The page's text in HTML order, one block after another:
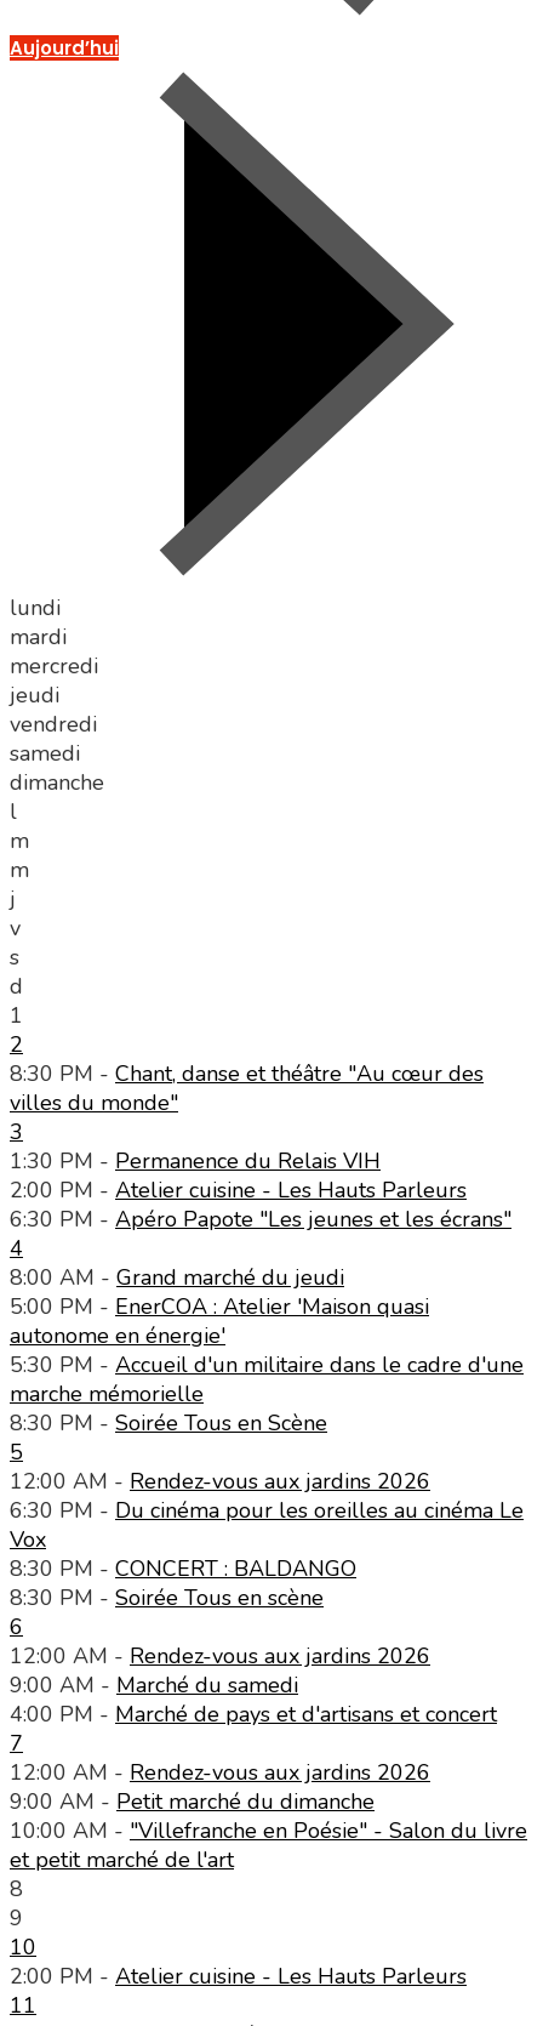
Aujourd’hui
lundi
mardi
mercredi
jeudi
vendredi
samedi
dimanche
l
m
m
j
v
s
d
1
2
8:30 PM - Chant, danse et théâtre "Au cœur des
villes du monde"
3
1:30 PM - Permanence du Relais VIH
2:00 PM - Atelier cuisine - Les Hauts Parleurs
6:30 PM - Apéro Papote "Les jeunes et les écrans"
4
8:00 AM - Grand marché du jeudi
5:00 PM - EnerCOA : Atelier 'Maison quasi
autonome en énergie'
5:30 PM - Accueil d'un militaire dans le cadre d'une
marche mémorielle
8:30 PM - Soirée Tous en Scène
5
12:00 AM - Rendez-vous aux jardins 2026
6:30 PM - Du cinéma pour les oreilles au cinéma Le
Vox
8:30 PM - CONCERT : BALDANGO
8:30 PM - Soirée Tous en scène
6
12:00 AM - Rendez-vous aux jardins 2026
9:00 AM - Marché du samedi
4:00 PM - Marché de pays et d'artisans et concert
7
12:00 AM - Rendez-vous aux jardins 2026
9:00 AM - Petit marché du dimanche
10:00 AM - "Villefranche en Poésie" - Salon du livre
et petit marché de l'art
8
9
10
2:00 PM - Atelier cuisine - Les Hauts Parleurs
11